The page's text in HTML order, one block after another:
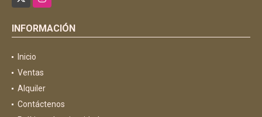
INFORMACIÓN
Inicio
Ventas
Alquiler
Contáctenos